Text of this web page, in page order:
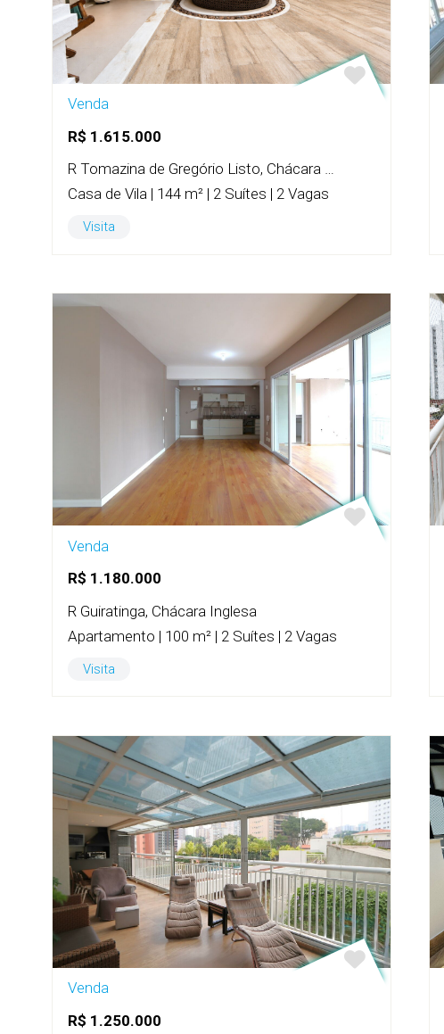
Venda
R$ 1.615.000
R Tomazina de Gregório Listo, Chácara Inglesa
Casa de Vila | 144 m² | 2 Suítes | 2 Vagas
Visita
Venda
R$ 1.180.000
R Guiratinga, Chácara Inglesa
Apartamento | 100 m² | 2 Suítes | 2 Vagas
Visita
Venda
R$ 1.250.000